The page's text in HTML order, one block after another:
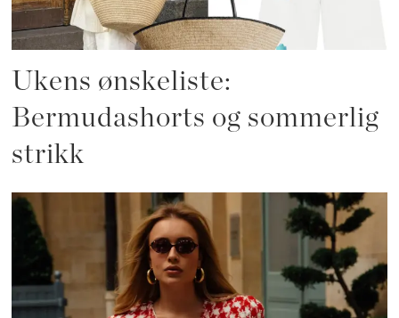
Ukens ønskeliste:
Bermudashorts og sommerlig
strikk